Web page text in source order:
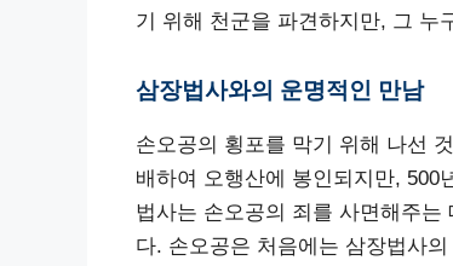
기 위해 천군을 파견하지만, 그 누
삼장법사와의 운명적인 만남
손오공의 횡포를 막기 위해 나선
배하여 오행산에 봉인되지만, 500
법사는 손오공의 죄를 사면해주
다. 손오공은 처음에는 삼장법사